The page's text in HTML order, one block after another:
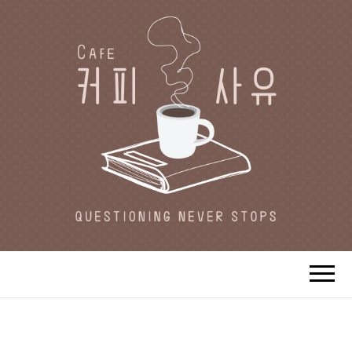
CAFE 커피사유
카페지기 커피사유의 커피와 사유(思
惟)가 있는 공간.